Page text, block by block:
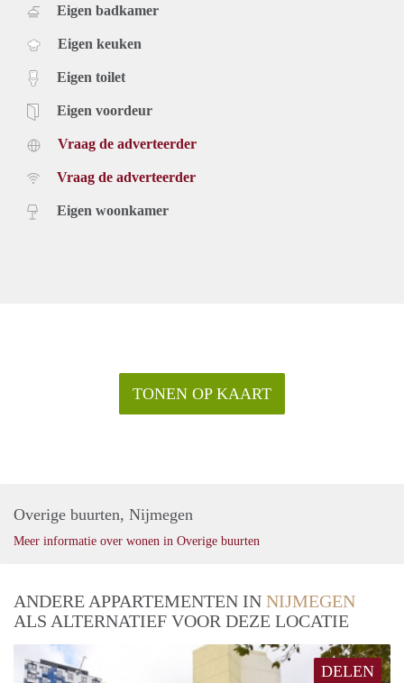
Eigen badkamer
Eigen keuken
Eigen toilet
Eigen voordeur
Vraag de adverteerder
Vraag de adverteerder
Eigen woonkamer
TONEN OP KAART
Overige buurten, Nijmegen
Meer informatie over wonen in Overige buurten
ANDERE APPARTEMENTEN IN NIJMEGEN
ALS ALTERNATIEF VOOR DEZE LOCATIE
DELEN